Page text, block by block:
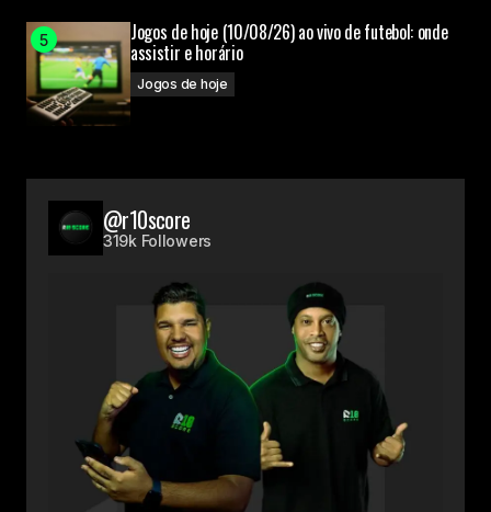
Jogos de hoje (10/08/26) ao vivo de futebol: onde
assistir e horário
Jogos de hoje
@r10score
319k Followers